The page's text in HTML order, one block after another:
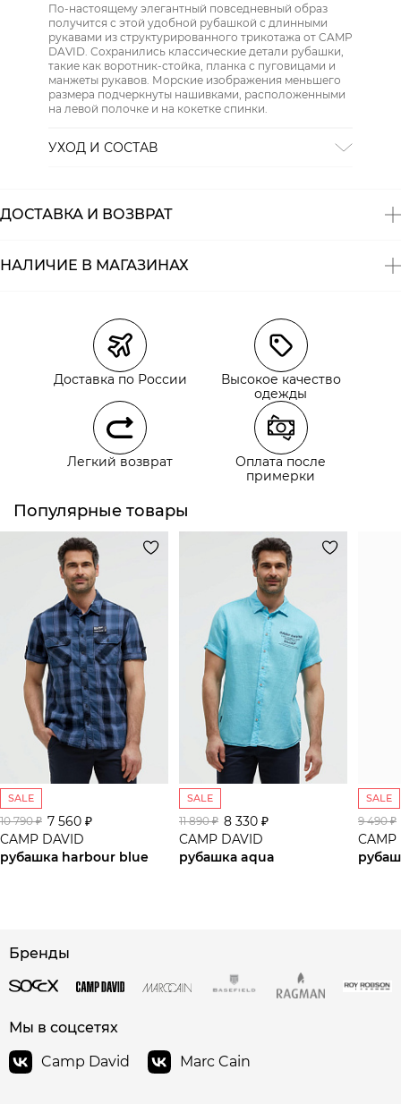
По-настоящему элегантный повседневный образ
получится с этой удобной рубашкой с длинными
рукавами из структурированного трикотажа от CAMP
DAVID. Сохранились классические детали рубашки,
такие как воротник-стойка, планка с пуговицами и
манжеты рукавов. Морские изображения меньшего
размера подчеркнуты нашивками, расположенными
на левой полочке и на кокетке спинки.
УХОД И СОСТАВ
ГЛАЖЕНИЕ:не гладить горячим (макс. 110 °)
ДОСТАВКА И ВОЗВРАТ
Курьерская доставка СДЭК
Самовывоз из пункта выдачи СДЭК
Самовывоз из наших магазинов
Курьерская доставка СДЭК
Самовывоз из пункта выдачи СДЭК
НАЛИЧИЕ В МАГАЗИНАХ
Доставка по России
Высокое качество
одежды
Легкий возврат
Оплата после
примерки
Популярные товары
SALE
10 790 ₽ 7 560 ₽
CAMP DAVID
рубашка harbour blue
SALE
11 890 ₽ 8 330 ₽
CAMP DAVID
рубашка aqua
SALE
9 490 ₽
CAMP
Бренды
Мы в соцсетях
Camp David
Marc Cain